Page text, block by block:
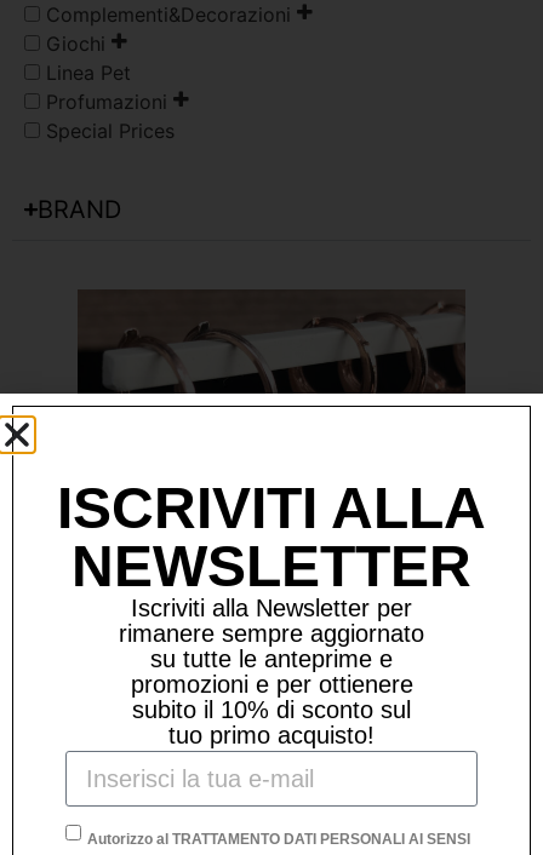
Complementi&Decorazioni
Giochi
Linea Pet
Profumazioni
Special Prices
BRAND
COPPIA ORECCHINI MONACHELLA INIZIALE E
STELLINA
42,00€
ISCRIVITI ALLA
NEWSLETTER
Iscriviti alla Newsletter per
rimanere sempre aggiornato
su tutte le anteprime e
promozioni e per ottienere
subito il 10% di sconto sul
tuo primo acquisto!
Autorizzo al TRATTAMENTO DATI PERSONALI AI SENSI